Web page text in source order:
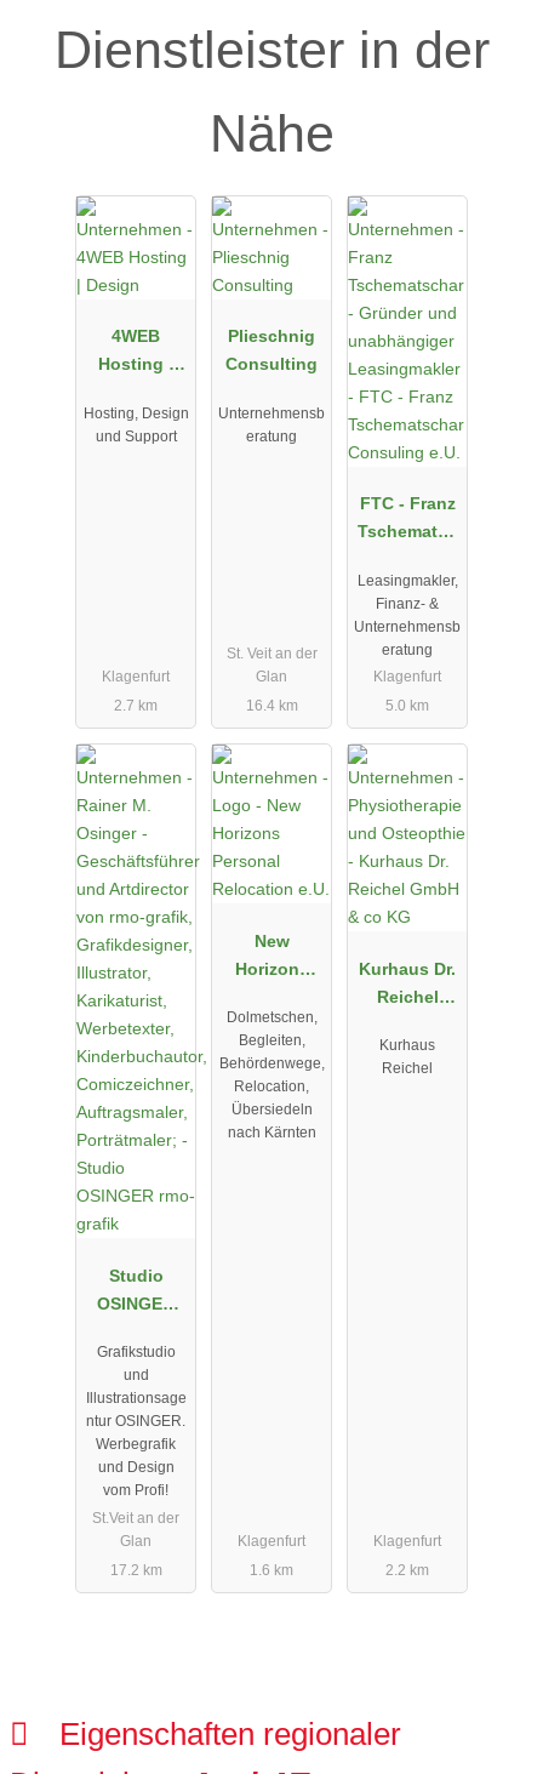
Dienstleister in der
Nähe
4WEB
Hosting |
Hosting, Design
und Support
Klagenfurt
2.7 km
Plieschnig
Consulting
Unternehmensb
eratung
St. Veit an der
Glan
16.4 km
FTC - Franz
Tschematsc
Consuling
e.U.
Leasingmakler,
Finanz- &
Unternehmensb
eratung
Klagenfurt
5.0 km
Studio
OSINGER
Grafikstudio
und
Illustrationsage
ntur OSINGER.
Werbegrafik
und Design
vom Profi!
St.Veit an der
Glan
17.2 km
New
Horizons
Relocation
e.U.
Dolmetschen,
Begleiten,
Behördenwege,
Relocation,
Übersiedeln
nach Kärnten
Klagenfurt
1.6 km
Kurhaus Dr.
Reichel
KG
Kurhaus
Reichel
Klagenfurt
2.2 km
Eigenschaften regionaler